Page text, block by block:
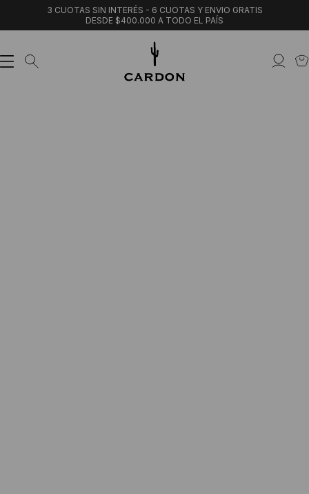
3 CUOTAS SIN INTERÉS - 6 CUOTAS Y ENVIO GRATIS
DESDE $400.000 A TODO EL PAÍS